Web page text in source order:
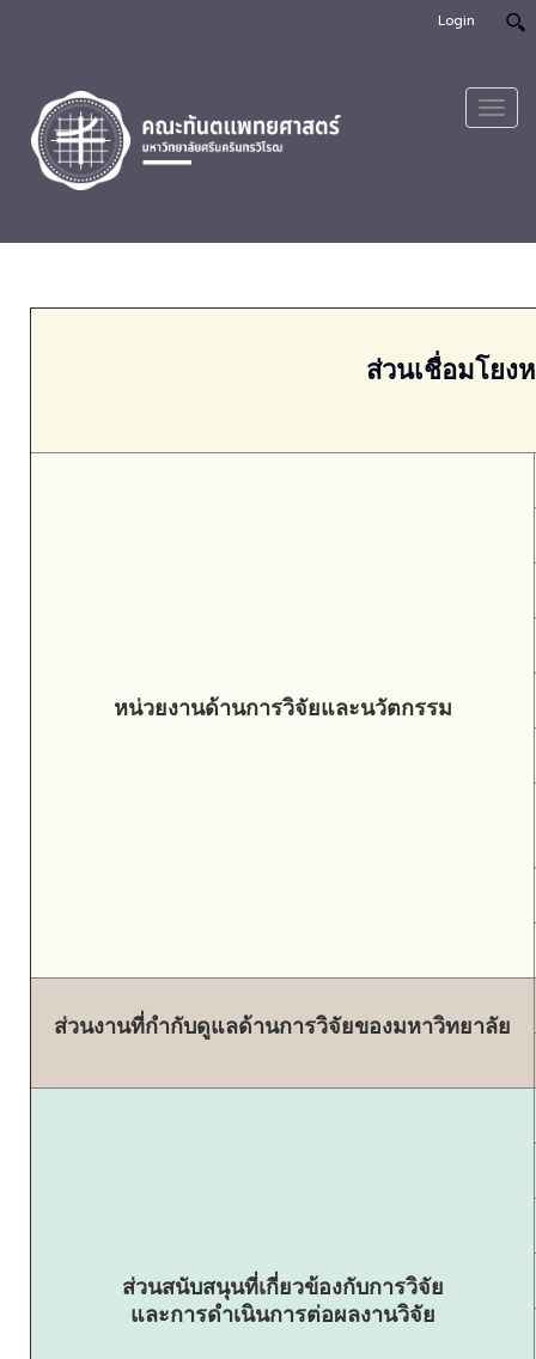
Login
ส่วนเชื่อมโยง
หน่วยงานด้านการวิจัยและนวัตกรรม
ส่วนงานที่กำกับดูแลด้านการวิจัยของมหาวิทยาลัย
ส่วนสนับสนุนที่เกี่ยวข้องกับการวิจัย
และการดำเนินการต่อผลงานวิจัย